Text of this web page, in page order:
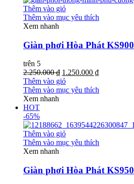
Thêm vào giỏ
Thêm vào mục yêu thích
Xem nhanh
Giàn phơi Hòa Phát KS900
trên 5
2.250.000 ₫ 1.250.000 ₫
Thêm vào giỏ
Thêm vào mục yêu thích
Xem nhanh
HOT
-65%
Thêm vào giỏ
Thêm vào mục yêu thích
Xem nhanh
Giàn phơi Hòa Phát KS950